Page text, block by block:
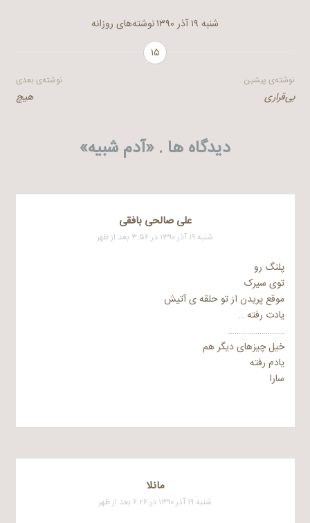
شنبه ۱۹ آذر ۱۳۹۰
نوشته‌های روزانه
۱۵
راهبری
نوشته
نوشته‌ی پیشین
بی‌قراری
نوشته‌ی بعدی
هیچ
دیدگاه ها . «آدم شبیه»
علی صالحی بافقی
شنبه ۱۹ آذر ۱۳۹۰ در ۳:۵۶ بعد از ظهر
پلنگ رو
توی سیرک
موقع پریدن از تو حلقه ی آتیش
یادت رفته …
………………………
خیل چیزهای دیگر هم
یادم رفته
سارا
مانلا
شنبه ۱۹ آذر ۱۳۹۰ در ۶:۲۶ بعد از ظهر